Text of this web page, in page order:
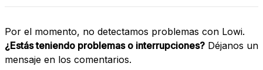
Por el momento, no detectamos problemas con Lowi.
¿Estás teniendo problemas o interrupciones? Déjanos un
mensaje en los comentarios.